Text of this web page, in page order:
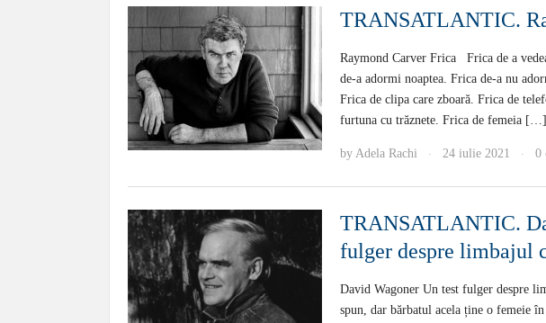
TRANSATLANTIC.
Raymond Carver Frica Frica de a
de-a adormi noaptea. Frica de-a nu
Frica de clipa care zboară. Frica de
furtuna cu trăznete. Frica de femeia […]
by Adela Rachi · 24 iulie 2021 · 0
TRANSATLANTIC.
fulger despre limbajul
David Wagoner Un test fulger despre
spun, dar bărbatul acela ține o femeie